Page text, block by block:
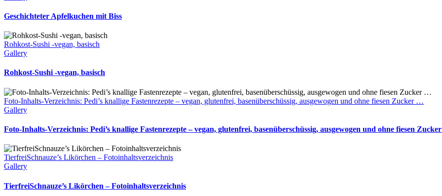
Geschichteter Apfelkuchen mit Biss
Rohkost-Sushi -vegan, basisch
Gallery
Rohkost-Sushi -vegan, basisch
Foto-Inhalts-Verzeichnis: Pedi’s knallige Fastenrezepte – vegan, glutenfrei, basenüberschüssig, ausgewogen und ohne fiesen Zucker …
Gallery
Foto-Inhalts-Verzeichnis: Pedi’s knallige Fastenrezepte – vegan, glutenfrei, basenüberschüssig, ausgewogen und ohne fiesen
TierfreiSchnauze’s Likörchen – Fotoinhaltsverzeichnis
Gallery
TierfreiSchnauze’s Likörchen – Fotoinhaltsverzeichnis